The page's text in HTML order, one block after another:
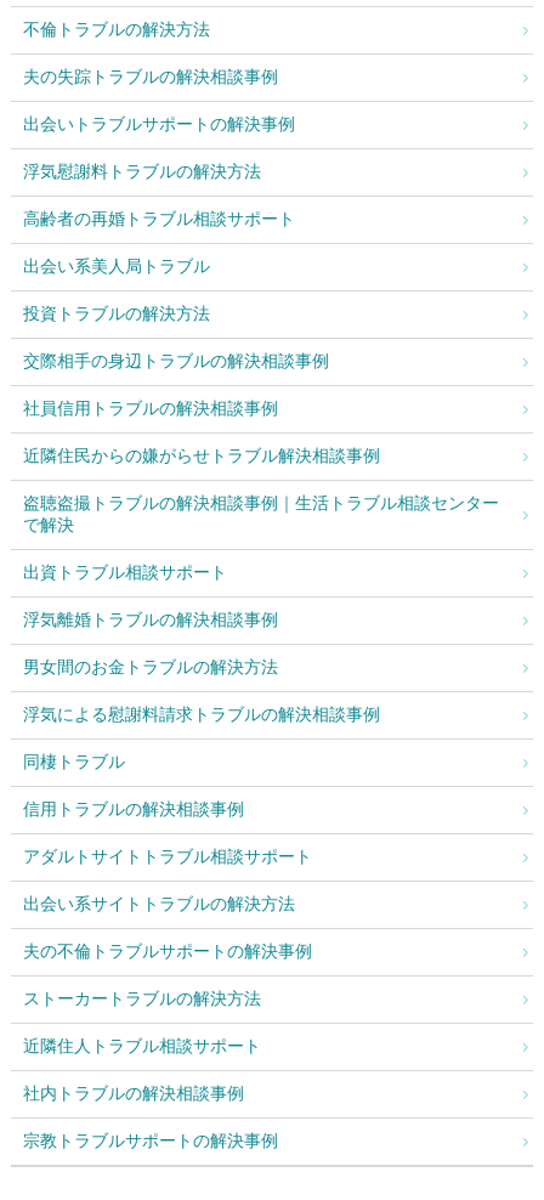
不倫トラブルの解決方法
夫の失踪トラブルの解決相談事例
出会いトラブルサポートの解決事例
浮気慰謝料トラブルの解決方法
高齢者の再婚トラブル相談サポート
出会い系美人局トラブル
投資トラブルの解決方法
交際相手の身辺トラブルの解決相談事例
社員信用トラブルの解決相談事例
近隣住民からの嫌がらせトラブル解決相談事例
盗聴盗撮トラブルの解決相談事例｜生活トラブル相談センター
で解決
出資トラブル相談サポート
浮気離婚トラブルの解決相談事例
男女間のお金トラブルの解決方法
浮気による慰謝料請求トラブルの解決相談事例
同棲トラブル
信用トラブルの解決相談事例
アダルトサイトトラブル相談サポート
出会い系サイトトラブルの解決方法
夫の不倫トラブルサポートの解決事例
ストーカートラブルの解決方法
近隣住人トラブル相談サポート
社内トラブルの解決相談事例
宗教トラブルサポートの解決事例